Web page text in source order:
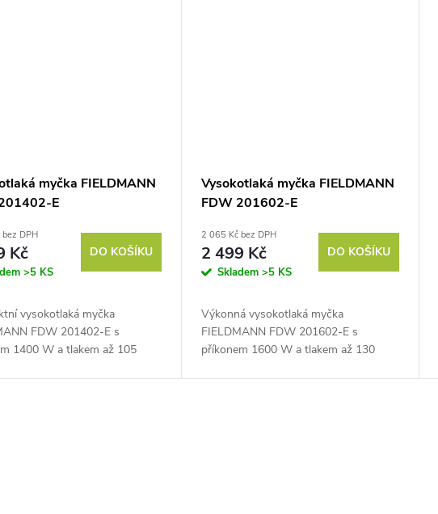
myčka FIELDMANN
E
DPH
Kč
>5 KS
DO KOŠÍKU
vysokotlaká myčka
FDW 201402-E s
1400 W a tlakem až 105
Vysokotlaká myčka FIELDMANN
FDW 201602-E
2 065 Kč bez DPH
2 499 Kč
Skladem >5 KS
DO KOŠÍKU
Výkonná vysokotlaká myčka
FIELDMANN FDW 201602-E s
příkonem 1600 W a tlakem až 130